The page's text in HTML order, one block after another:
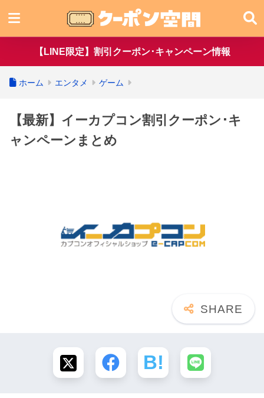
【LINE限定】割引クーポン･キャンペーン情報
ホーム エンタメ ゲーム
【最新】イーカプコン割引クーポン･キ
ャンペーンまとめ